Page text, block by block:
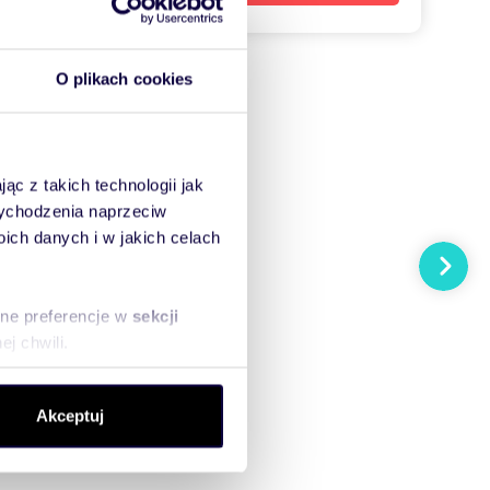
O plikach cookies
z takich technologii jak
naprzeciw
danych i w jakich celach
preferencje w sekcji
chwili.
społecznościowym,
od Ciebie lub
Akceptuj